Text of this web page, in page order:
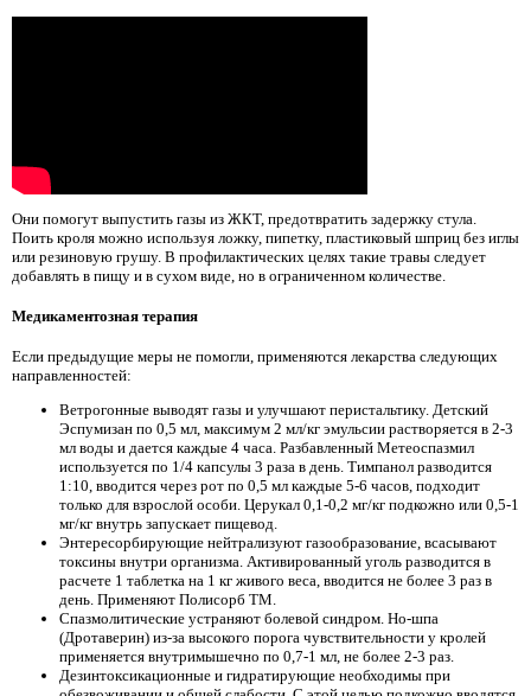
Они помогут выпустить газы из ЖКТ, предотвратить задержку стула.
Поить кроля можно используя ложку, пипетку, пластиковый шприц без иглы
или резиновую грушу. В профилактических целях такие травы следует
добавлять в пищу и в сухом виде, но в ограниченном количестве.
Медикаментозная терапия
Если предыдущие меры не помогли, применяются лекарства следующих
направленностей:
Ветрогонные выводят газы и улучшают перистальтику. Детский
Эспумизан по 0,5 мл, максимум 2 мл/кг эмульсии растворяется в 2-3
мл воды и дается каждые 4 часа. Разбавленный Метеоспазмил
используется по 1/4 капсулы 3 раза в день. Тимпанол разводится
1:10, вводится через рот по 0,5 мл каждые 5-6 часов, подходит
только для взрослой особи. Церукал 0,1-0,2 мг/кг подкожно или 0,5-1
мг/кг внутрь запускает пищевод.
Энтересорбирующие нейтрализуют газообразование, всасывают
токсины внутри организма. Активированный уголь разводится в
расчете 1 таблетка на 1 кг живого веса, вводится не более 3 раз в
день. Применяют Полисорб ТМ.
Спазмолитические устраняют болевой синдром. Но-шпа
(Дротаверин) из-за высокого порога чувствительности у кролей
применяется внутримышечно по 0,7-1 мл, не более 2-3 раз.
Дезинтоксикационные и гидратирующие необходимы при